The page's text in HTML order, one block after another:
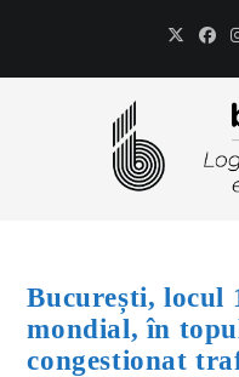
București, locul
mondial, în
congestionat